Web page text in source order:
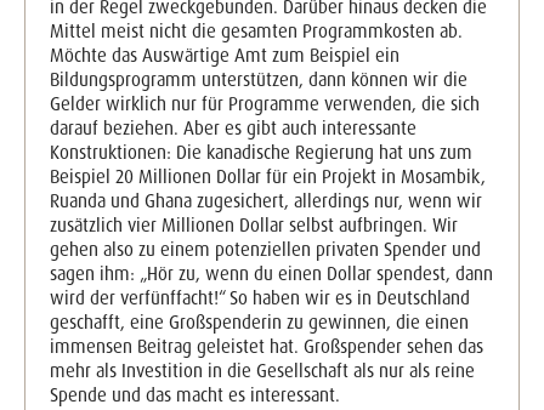
in der Regel zweckgebunden. Darüber hinaus decken die
Mittel meist nicht die gesamten Programmkosten ab.
Möchte das Auswärtige Amt zum Beispiel ein
Bildungsprogramm unterstützen, dann können wir die
Gelder wirklich nur für Programme verwenden, die sich
darauf beziehen. Aber es gibt auch interessante
Konstruktionen: Die kanadische Regierung hat uns zum
Beispiel 20 Millionen Dollar für ein Projekt in Mosambik,
Ruanda und Ghana zugesichert, allerdings nur, wenn wir
zusätzlich vier Millionen Dollar selbst aufbringen. Wir
gehen also zu einem potenziellen privaten Spender und
sagen ihm: „Hör zu, wenn du einen Dollar spendest, dann
wird der verfünffacht!“ So haben wir es in Deutschland
geschafft, eine Großspenderin zu gewinnen, die einen
immensen Beitrag geleistet hat. Großspender sehen das
mehr als Investition in die Gesellschaft als nur als reine
Spende und das macht es interessant.